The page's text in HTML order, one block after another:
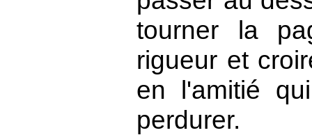
tourner la
rigueur et
en l'amitié
perdurer.